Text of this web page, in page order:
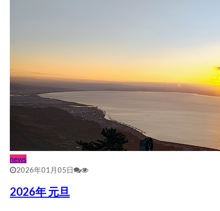
news
2026年01月05日
2026年 元旦